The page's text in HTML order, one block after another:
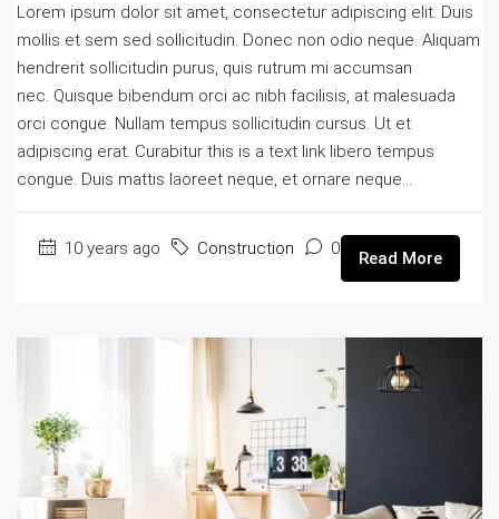
Lorem ipsum dolor sit amet, consectetur adipiscing elit. Duis
mollis et sem sed sollicitudin. Donec non odio neque. Aliquam
hendrerit sollicitudin purus, quis rutrum mi accumsan
nec. Quisque bibendum orci ac nibh facilisis, at malesuada
orci congue. Nullam tempus sollicitudin cursus. Ut et
adipiscing erat. Curabitur this is a text link libero tempus
congue. Duis mattis laoreet neque, et ornare neque...
10 years ago Construction 0 Read More